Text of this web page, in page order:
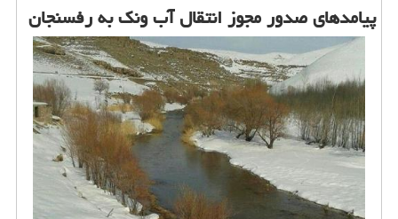
پیامدهای صدور مجوز انتقال آب ونك به رفسنجان